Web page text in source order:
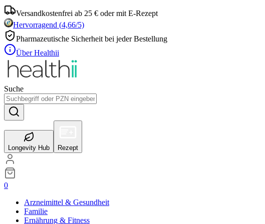
Versandkostenfrei ab 25 € oder mit E-Rezept
Hervorragend (4,66/5)
Pharmazeutische Sicherheit bei jeder Bestellung
Über Healthii
Suche
Longevity Hub Rezept
0
Arzneimittel & Gesundheit
Familie
Ernährung & Fitness